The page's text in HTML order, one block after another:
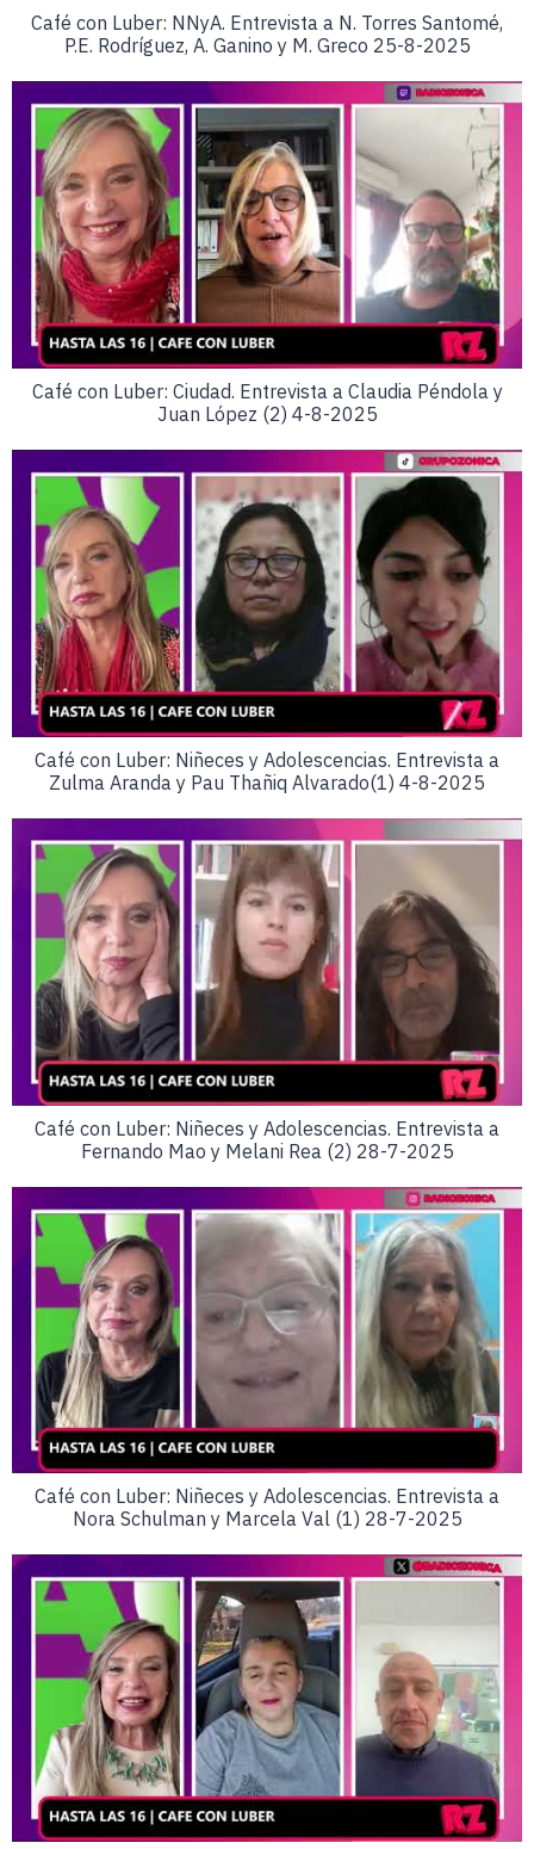
Café con Luber: NNyA. Entrevista a N. Torres Santomé,
P.E. Rodríguez, A. Ganino y M. Greco 25-8-2025
Café con Luber: Ciudad. Entrevista a Claudia Péndola y
Juan López (2) 4-8-2025
Café con Luber: Niñeces y Adolescencias. Entrevista a
Zulma Aranda y Pau Thañiq Alvarado(1) 4-8-2025
Café con Luber: Niñeces y Adolescencias. Entrevista a
Fernando Mao y Melani Rea (2) 28-7-2025
Café con Luber: Niñeces y Adolescencias. Entrevista a
Nora Schulman y Marcela Val (1) 28-7-2025